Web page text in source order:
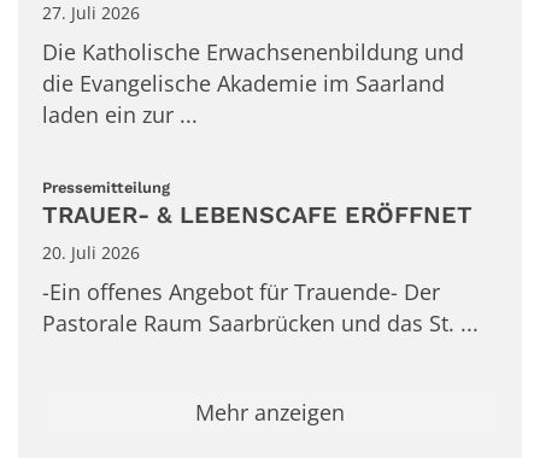
27. Juli 2026
Die Katholische Erwachsenenbildung und
die Evangelische Akademie im Saarland
laden ein zur ...
Pressemitteilung:
TRAUER- & LEBENSCAFE ERÖFFNET
20. Juli 2026
-Ein offenes Angebot für Trauende- Der
Pastorale Raum Saarbrücken und das St. ...
Mehr anzeigen